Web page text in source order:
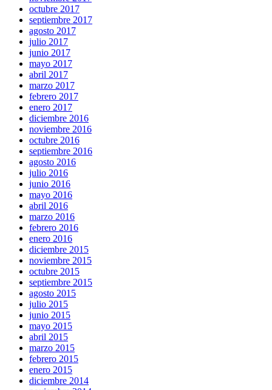
octubre 2017
septiembre 2017
agosto 2017
julio 2017
junio 2017
mayo 2017
abril 2017
marzo 2017
febrero 2017
enero 2017
diciembre 2016
noviembre 2016
octubre 2016
septiembre 2016
agosto 2016
julio 2016
junio 2016
mayo 2016
abril 2016
marzo 2016
febrero 2016
enero 2016
diciembre 2015
noviembre 2015
octubre 2015
septiembre 2015
agosto 2015
julio 2015
junio 2015
mayo 2015
abril 2015
marzo 2015
febrero 2015
enero 2015
diciembre 2014